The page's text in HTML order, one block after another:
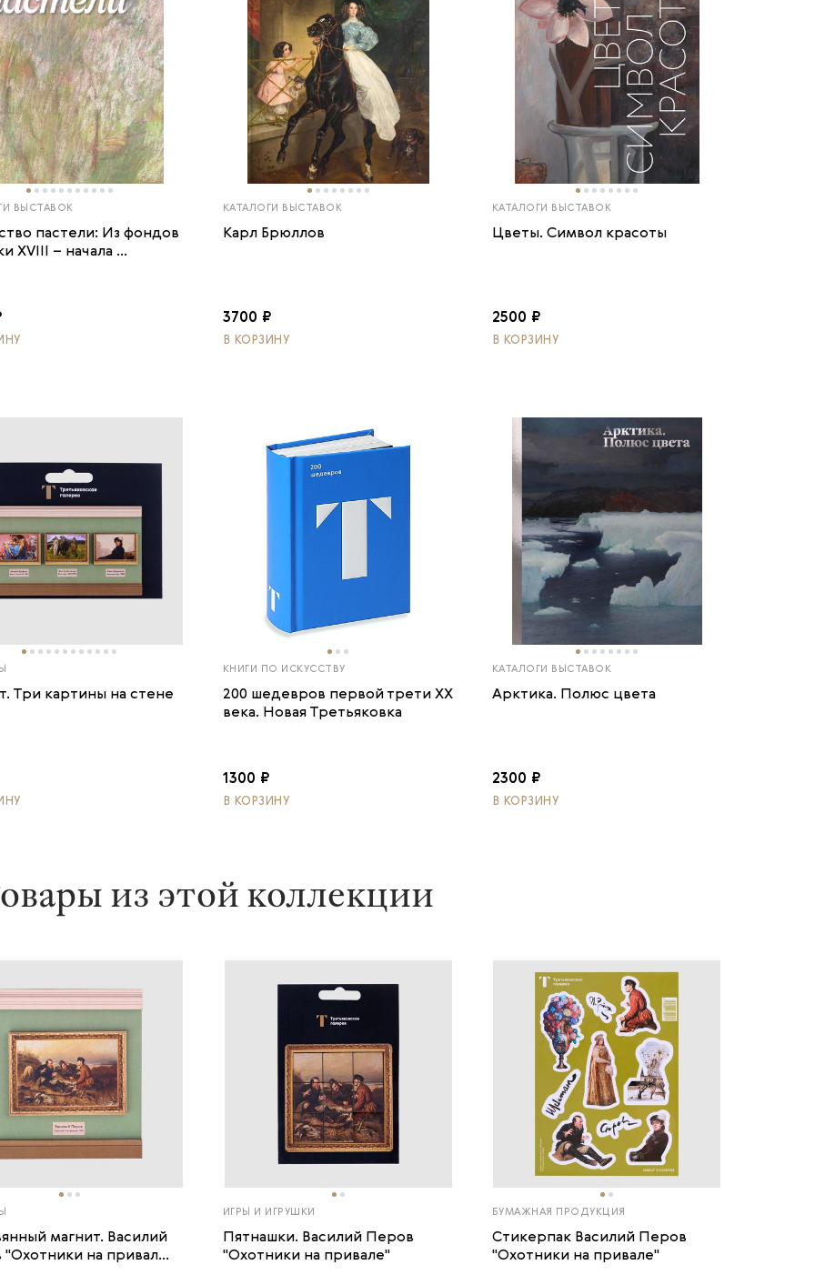
ВЫСТАВОК
пастели: Из фондов
XVIII – начала ...
КАТАЛОГИ ВЫСТАВОК
Карл Брюллов
3700 ₽
В КОРЗИНУ
КАТАЛОГИ ВЫСТАВОК
Цветы. Символ красоты
2500 ₽
В КОРЗИНУ
Три картины на стене
КНИГИ ПО ИСКУССТВУ
200 шедевров первой трети ХХ
века. Новая Третьяковка
1300 ₽
В КОРЗИНУ
КАТАЛОГИ ВЫСТАВОК
Арктика. Полюс цвета
2300 ₽
В КОРЗИНУ
из этой коллекции
магнит. Василий
на привал...
ИГРЫ И ИГРУШКИ
Пятнашки. Василий Перов
"Охотники на привале"
БУМАЖНАЯ ПРОДУКЦИЯ
Стикерпак Василий Перов
"Охотники на привале"